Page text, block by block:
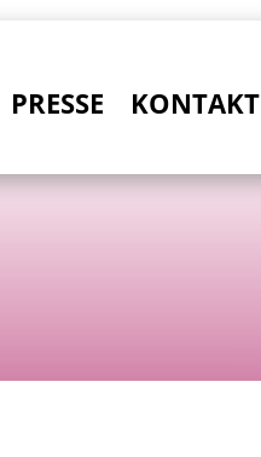
PRESSE KONTAKT